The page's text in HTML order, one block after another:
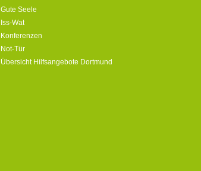
Gute Seele
Iss-Wat
Konferenzen
Not-Tür
Übersicht Hilfsangebote Dortmund